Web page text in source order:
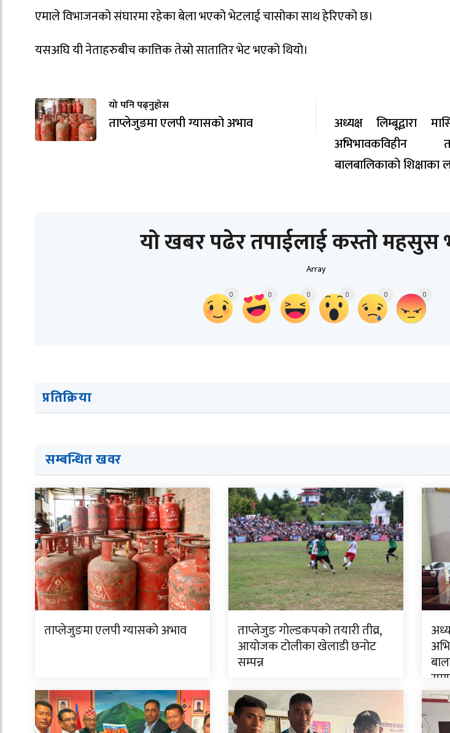
एमाले विभाजनको संघारमा रहेका बेला भएको भेटलाई चासोका साथ हेरिएको छ।
यसअघि यी नेताहरुबीच कात्तिक तेस्रो सातातिर भेट भएको थियो।
यो पनि पढ्नुहोस
ताप्लेजुङमा एलपी ग्यासको अभाव
अध्यक्ष लिम्बूद्वारा
अभिभावकविहीन
बालबालिकाको शिक्षाका
यो खबर पढेर तपाईलाई कस्तो महसुस
Array
0 0 0 0 0 0
प्रतिक्रिया
सम्बन्धित खवर
ताप्लेजुङमा एलपी ग्यासको अभाव ताप्लेजुङ गोल्डकपको तयारी तीव्र,
आयोजक टोलीका खेलाडी छनोट
सम्पन्न